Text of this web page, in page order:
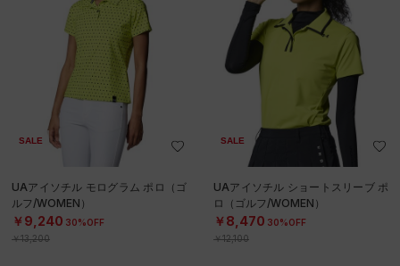
SALE
UAアイソチル モログラム ポロ（ゴ
ルフ/WOMEN）
￥9,240 30%OFF
￥13,200
SALE
UAアイソチル ショートスリーブ ポ
ロ（ゴルフ/WOMEN）
￥8,470 30%OFF
￥12,100